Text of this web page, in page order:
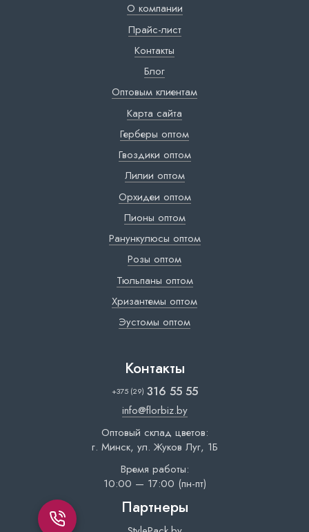
О компании
Прайс-лист
Контакты
Блог
Оптовым клиентам
Карта сайта
Герберы оптом
Гвоздики оптом
Лилии оптом
Орхидеи оптом
Пионы оптом
Ранункулюсы оптом
Розы оптом
Тюльпаны оптом
Хризантемы оптом
Эустомы оптом
Контакты
+375 (29) 316 55 55
info@florbiz.by
Оптовый склад цветов:
г. Минск, ул. Жуков Луг, 1Б
Время работы:
10:00 — 17:00 (пн-пт)
Партнеры